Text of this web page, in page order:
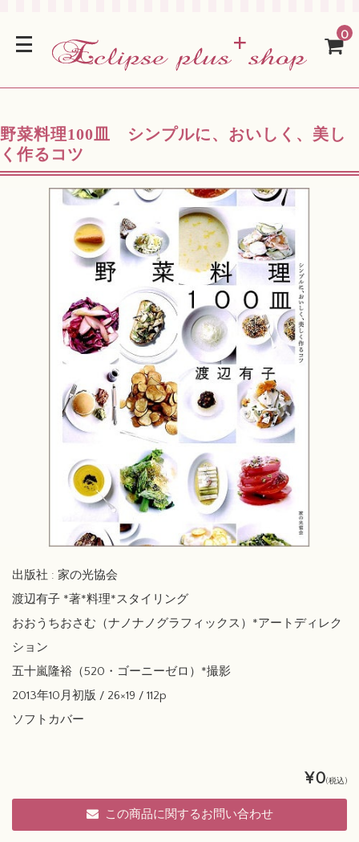
0
野菜料理100皿 シンプルに、おいしく、美し
く作るコツ
出版社 : 家の光協会
渡辺有子 *著*料理*スタイリング
おおうちおさむ（ナノナノグラフィックス）*アートディレク
ション
五十嵐隆裕（520・ゴーニーゼロ）*撮影
2013年10月初版 / 26×19 / 112p
ソフトカバー
¥0(税込)
この商品に関するお問い合わせ